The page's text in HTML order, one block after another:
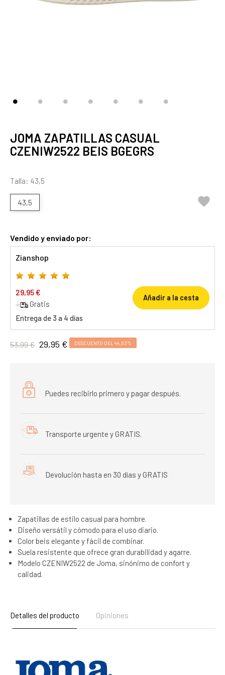
JOMA ZAPATILLAS CASUAL
CZENIW2522 BEIS BGEGRS
Talla: 43,5
43,5 
Vendido y enviado por:
Zianshop
29,95 €
Gratis
Entrega de 3 a 4 días
Añadir a la cesta
53,99 € 29,95 € DESCUENTO DEL 44,53%
Puedes recibirlo primero y pagar después.
Transporte urgente y GRATIS.
Devolución hasta en 30 días y GRATIS
Zapatillas de estilo casual para hombre.
Diseño versátil y cómodo para el uso diario.
Color beis elegante y fácil de combinar.
Suela resistente que ofrece gran durabilidad y agarre.
Modelo CZENIW2522 de Joma, sinónimo de confort y
calidad.
Detalles del producto Opiniones